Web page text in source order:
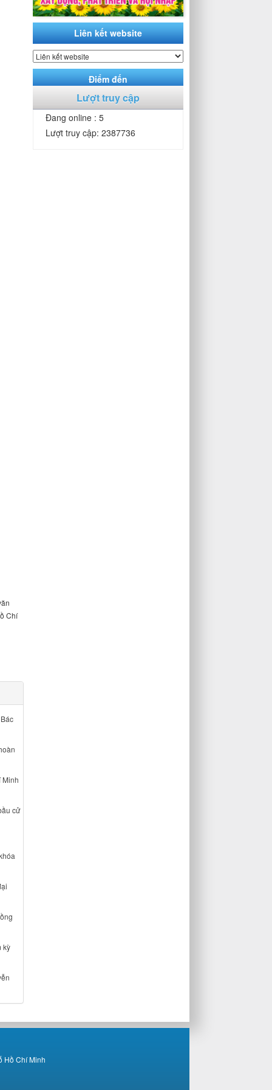
Chí
Minh
cử
kỳ
Liên kết website
Điểm đến
Lượt truy cập
Đang online : 5
Lượt truy cập: 2387736
Hồ Chí Minh